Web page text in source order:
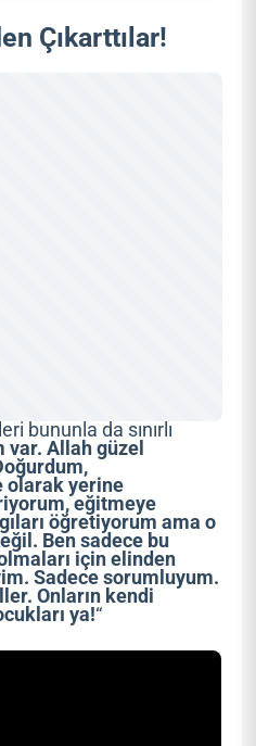
Çıkarttılar!
bununla da sınırlı
var. Allah güzel
olarak yerine
eğitmeye
öğretiyorum ama o
Ben sadece bu
için elinden
Sadece sorumluyum.
Onların kendi
ya!“